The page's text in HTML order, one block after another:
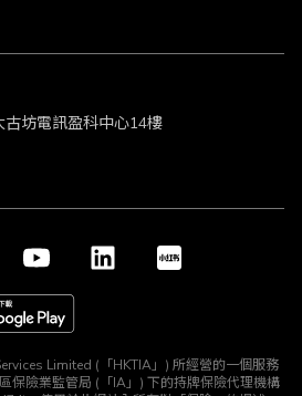
坊電訊盈科中心14樓
Limited (「HKTIA」) 所經營的一個服務
保險業監管局 (「IA」) 下的持牌保險代理機構